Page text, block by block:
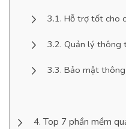
Hỗ trợ tốt cho
Quản lý thông
Bảo mật
Top 7 phần mềm